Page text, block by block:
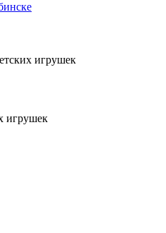
игрушек
игрушек